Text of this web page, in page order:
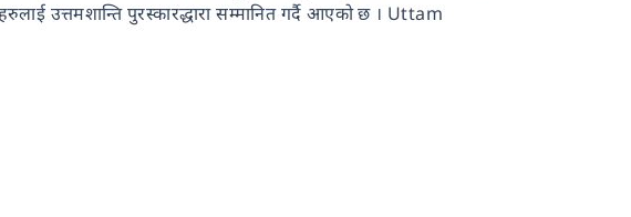
उत्तमशान्ति पुरस्कारद्धारा सम्मानित गर्दै आएको छ । Uttam